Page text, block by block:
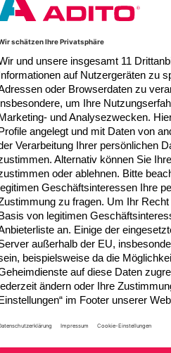
diesem
erkennen
Vertrieb und Service
die Zusammenarbeit in